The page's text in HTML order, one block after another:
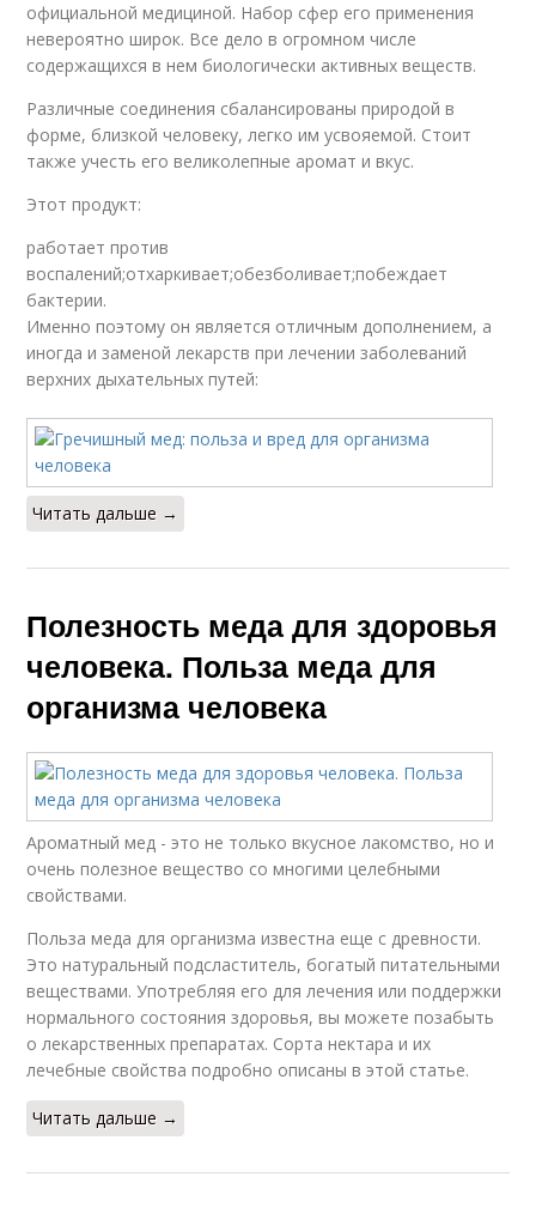
официальной медициной. Набор сфер его применения
невероятно широк. Все дело в огромном числе
содержащихся в нем биологически активных веществ.
Различные соединения сбалансированы природой в
форме, близкой человеку, легко им усвояемой. Стоит
также учесть его великолепные аромат и вкус.
Этот продукт:
работает против
воспалений;отхаркивает;обезболивает;побеждает
бактерии.
Именно поэтому он является отличным дополнением, а
иногда и заменой лекарств при лечении заболеваний
верхних дыхательных путей:
Читать дальше →
Полезность меда для здоровья
человека. Польза меда для
организма человека
Ароматный мед - это не только вкусное лакомство, но и
очень полезное вещество со многими целебными
свойствами.
Польза меда для организма известна еще с древности.
Это натуральный подсластитель, богатый питательными
веществами. Употребляя его для лечения или поддержки
нормального состояния здоровья, вы можете позабыть
о лекарственных препаратах. Сорта нектара и их
лечебные свойства подробно описаны в этой статье.
Читать дальше →